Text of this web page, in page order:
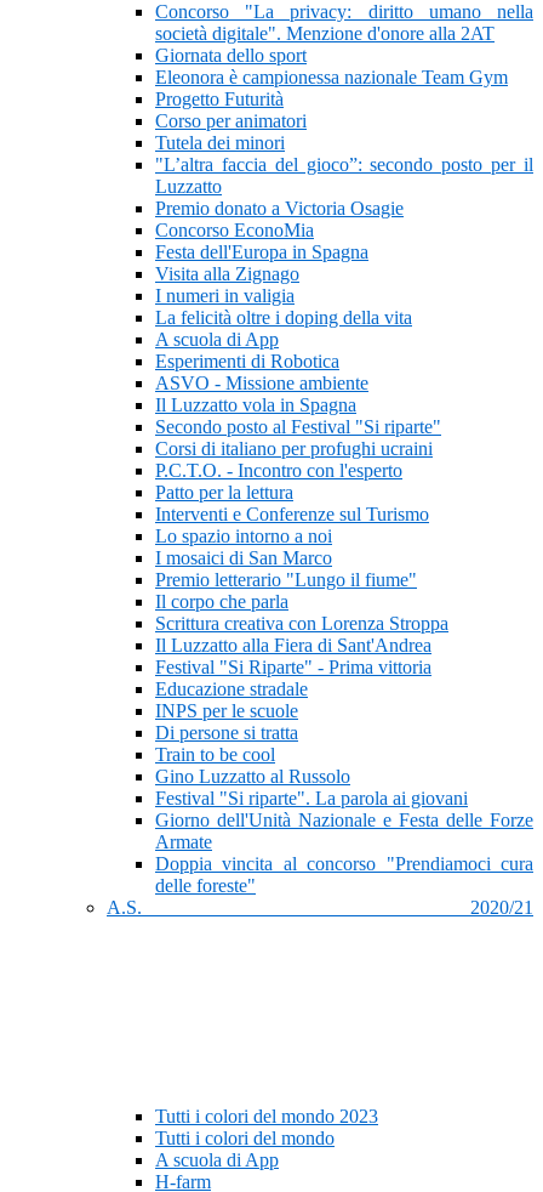
Concorso "La privacy: diritto umano nella
società digitale". Menzione d'onore alla 2AT
Giornata dello sport
Eleonora è campionessa nazionale Team Gym
Progetto Futurità
Corso per animatori
Tutela dei minori
"L’altra faccia del gioco”: secondo posto per il
Luzzatto
Premio donato a Victoria Osagie
Concorso EconoMia
Festa dell'Europa in Spagna
Visita alla Zignago
I numeri in valigia
La felicità oltre i doping della vita
A scuola di App
Esperimenti di Robotica
ASVO - Missione ambiente
Il Luzzatto vola in Spagna
Secondo posto al Festival "Si riparte"
Corsi di italiano per profughi ucraini
P.C.T.O. - Incontro con l'esperto
Patto per la lettura
Interventi e Conferenze sul Turismo
Lo spazio intorno a noi
I mosaici di San Marco
Premio letterario "Lungo il fiume"
Il corpo che parla
Scrittura creativa con Lorenza Stroppa
Il Luzzatto alla Fiera di Sant'Andrea
Festival "Si Riparte" - Prima vittoria
Educazione stradale
INPS per le scuole
Di persone si tratta
Train to be cool
Gino Luzzatto al Russolo
Festival "Si riparte". La parola ai giovani
Giorno dell'Unità Nazionale e Festa delle Forze
Armate
Doppia vincita al concorso "Prendiamoci cura
delle foreste"
A.S. 2020/21
Tutti i colori del mondo 2023
Tutti i colori del mondo
A scuola di App
H-farm